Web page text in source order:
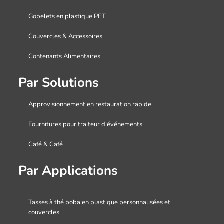
Gobelets en plastique PET
Couvercles & Accessoires
Contenants Alimentaires
Par Solutions
Approvisionnement en restauration rapide
Fournitures pour traiteur d’événements
Café & Café
Par Applications
Tasses à thé boba en plastique personnalisées et
couvercles